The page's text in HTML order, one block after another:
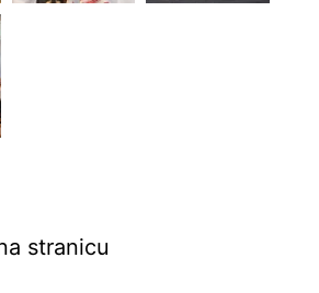
stranicu